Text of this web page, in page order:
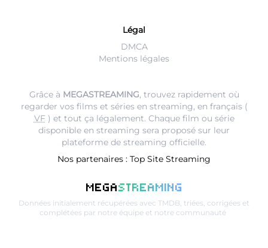
Légal
DMCA
Mentions légales
Grâce à MEGASTREAMING, trouvez rapidement où
regarder vos films et séries en streaming, en français (
VF) et tout ça légalement. Chaque film ou série
disponible en streaming sera proposé sur leur
plateforme de streaming officielle.
Nos partenaires : Top Site Streaming
MEGASTREAMING
Données initialement récupérées avec TMDB , triées, corrigées et
complétées par notre équipe et notre communauté